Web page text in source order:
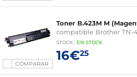
COMPARAR
Toner B.423M M
compatible Brother TN-
STOCK : EN STOCK
16€25